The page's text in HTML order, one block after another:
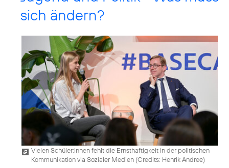
sich ändern?
Vielen Schüler:innen fehlt die Ernsthaftigkeit in der politischen
Kommunikation via Sozialer Medien (Credits: Henrik Andree)